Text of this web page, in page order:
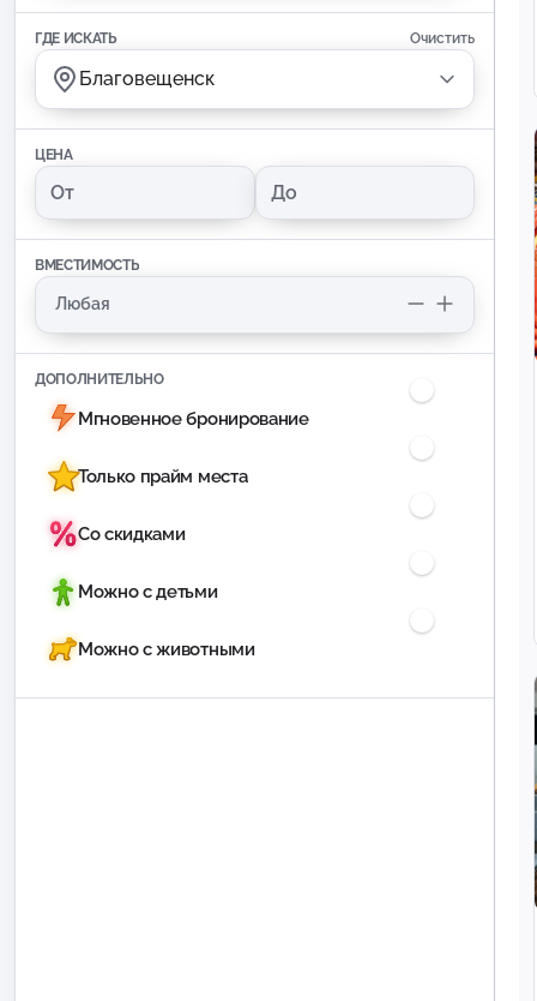
ГДЕ ИСКАТЬ Очистить
Благовещенск
ЦЕНА
ВМЕСТИМОСТЬ
ДОПОЛНИТЕЛЬНО
Мгновенное бронирование
Только прайм места
Со скидками
Можно с детьми
Можно с животными